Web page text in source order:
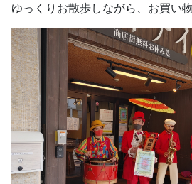
ゆっくりお散歩しながら、お買い